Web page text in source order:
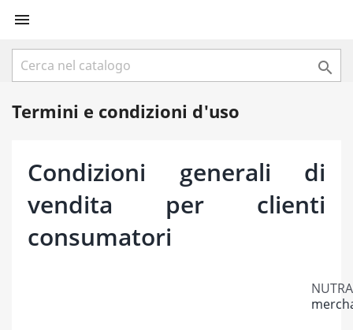


Termini e condizioni d'uso
Condizioni generali di
vendita per clienti
consumatori